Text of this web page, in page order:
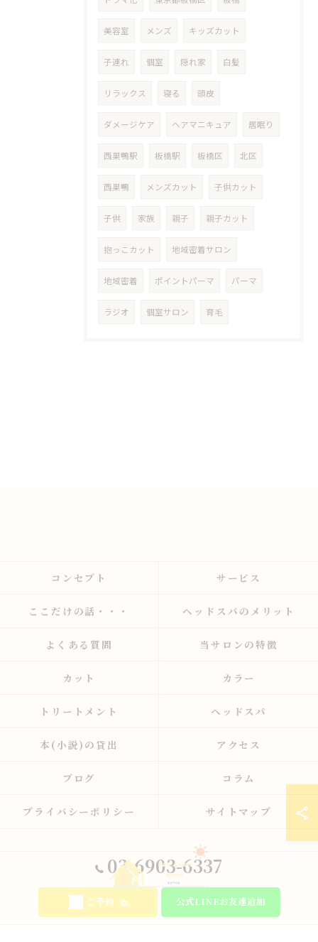
美容室 メンズ キッズカット
子連れ 個室 隠れ家 白髪
リラックス 寝る 頭皮
ダメージケア ヘアマニキュア 居眠り
西巣鴨駅 板橋駅 板橋区 北区
西巣鴨 メンズカット 子供カット
子供 家族 親子 親子カット
抱っこカット 地域密着サロン
地域密着 ポイントパーマ パーマ
ラジオ 個室サロン 育毛
03-6903-6337
ご予約 公式LINEお友達追加
コンセプト サービス
ここだけの話・・・ ヘッドスパのメリット
よくある質問 当サロンの特徴
カット カラー
トリートメント ヘッドスパ
本(小説)の貸出 アクセス
ブログ コラム
プライバシーポリシー サイトマップ
© 2026 東京都板橋の美容室ならhair salon home ALL RIGHTS RESERVED.